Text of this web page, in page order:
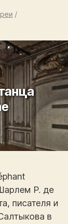
/
Р. де
писателя и
в